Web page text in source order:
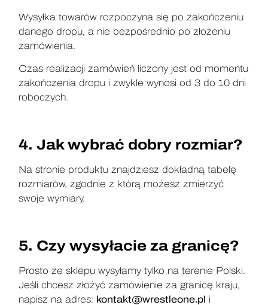
Wysyłka towarów rozpoczyna się po zakończeniu
danego dropu, a nie bezpośrednio po złożeniu
zamówienia.
Czas realizacji zamówień liczony jest od momentu
zakończenia dropu i zwykle wynosi od 3 do 10 dni
roboczych.
4. Jak wybrać dobry rozmiar?
Na stronie produktu znajdziesz dokładną tabelę
rozmiarów, zgodnie z którą możesz zmierzyć
swoje wymiary.
5. Czy wysyłacie za granicę?
Prosto ze sklepu wysyłamy tylko na terenie Polski.
Jeśli chcesz złożyć zamówienie za granicę kraju,
napisz na adres: kontakt@wrestleone.pl i